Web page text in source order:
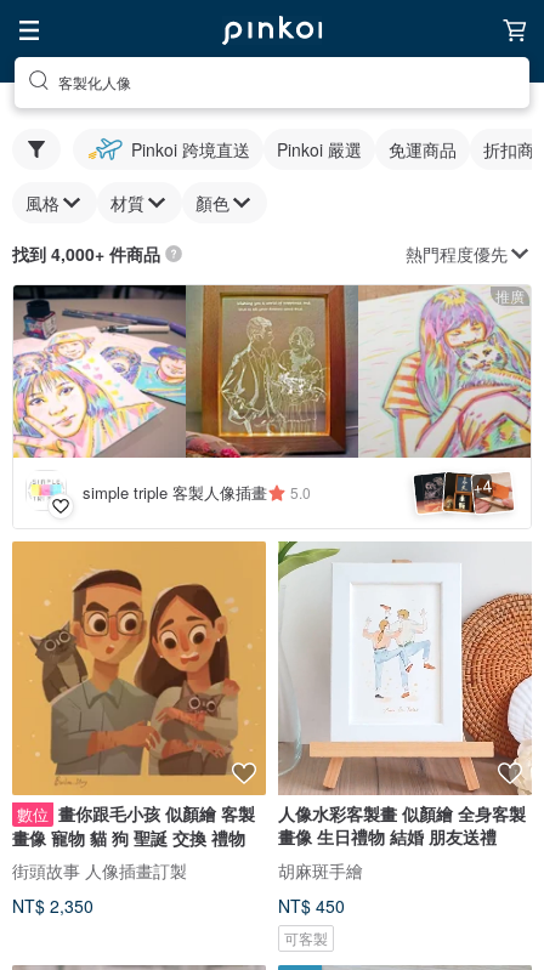
客製化人像
Pinkoi 跨境直送 Pinkoi 嚴選 免運商品 折扣商
風格 材質 顏色
找到 4,000+ 件商品 熱門程度優先
推廣
simple triple 客製人像插畫 5.0 +4
數位 畫你跟毛小孩 似顏繪 客製
畫像 寵物 貓 狗 聖誕 交換 禮物
街頭故事 人像插畫訂製
NT$ 2,350
人像水彩客製畫 似顏繪 全身客製
畫像 生日禮物 結婚 朋友送禮
胡麻斑手繪
NT$ 450
可客製